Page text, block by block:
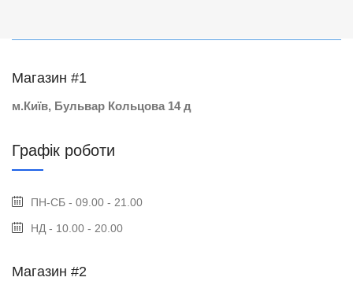
Магазин #1
м.Київ, Бульвар Кольцова 14 д
Графік роботи
ПН-СБ - 09.00 - 21.00
НД - 10.00 - 20.00
Магазин #2